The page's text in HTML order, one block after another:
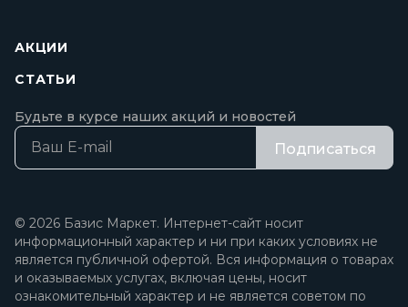
АКЦИИ
СТАТЬИ
Будьте в курсе наших акций и новостей
Подписаться
© 2026 Базис Маркет. Интернет-сайт носит
информационный характер и ни при каких условиях не
является публичной офертой. Вся информация о товарах
и оказываемых услугах, включая цены, носит
ознакомительный характер и не является советом по